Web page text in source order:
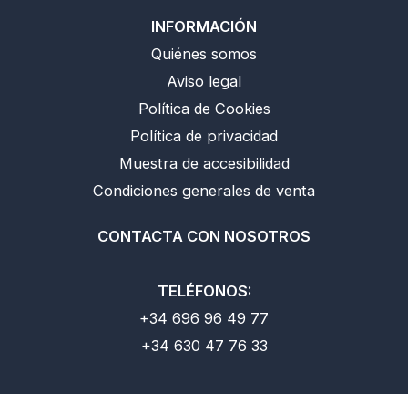
INFORMACIÓN
Quiénes somos
Aviso legal
Política de Cookies
Política de privacidad
Muestra de accesibilidad
Condiciones generales de venta
CONTACTA CON NOSOTROS
TELÉFONOS:
+34 696 96 49 77
+34 630 47 76 33